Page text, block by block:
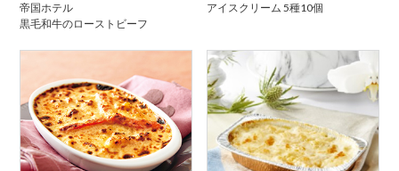
帝国ホテル
黒毛和牛のローストビーフ
アイスクリーム 5種10個